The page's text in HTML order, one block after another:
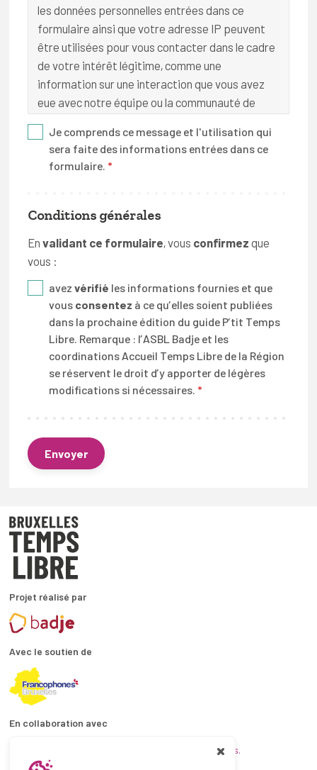
Yoga
Sports nautiques
les données personnelles entrées dans ce
formulaire ainsi que votre adresse IP peuvent
être utilisées pour vous contacter dans le cadre
de votre intérêt légitime, comme une
information sur une interaction que vous avez
eue avec notre équipe ou la communauté de
nous organisons ou relayons.
Vous pouvez demander la suppression de toutes
moment. Il est cependant à noter que la loi belge
nous impose de garder certaines de ces
informations à des fins légales ou comptables.
Les données sont stockées sur nos serveurs en
France et sont traitées par l’ASBLBadjeen
Belgique. Aucune information personnelle ne
sera partagée avec des tiers, sauf mention
explicite contraire.
Je comprends ce message et l'utilisation qui
sera faite des informations entrées dans ce
formulaire. *
Conditions générales
En validant ce formulaire, vous confirmez que
vous :
avez vérifié les informations fournies et que
vous consentez à ce qu’elles soient publiées
dans la prochaine édition du guide P’tit Temps
Libre. Remarque : l’ASBL Badje et les
coordinations Accueil Temps Libre de la Région
se réservent le droit d’y apporter de légères
modifications si nécessaires. *
Envoyer
Projet réalisé par
Avec le soutien de
En collaboration avec
et les coordinations ATL bruxelloises.